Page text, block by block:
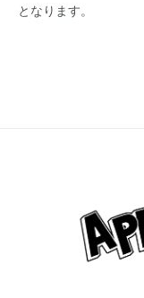
となります。